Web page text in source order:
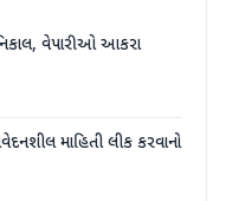
નિકાલ, વેપારીઓ આકરા
માહિતી લીક કરવાનો